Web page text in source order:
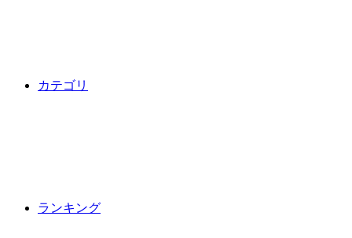
カテゴリ
ランキング